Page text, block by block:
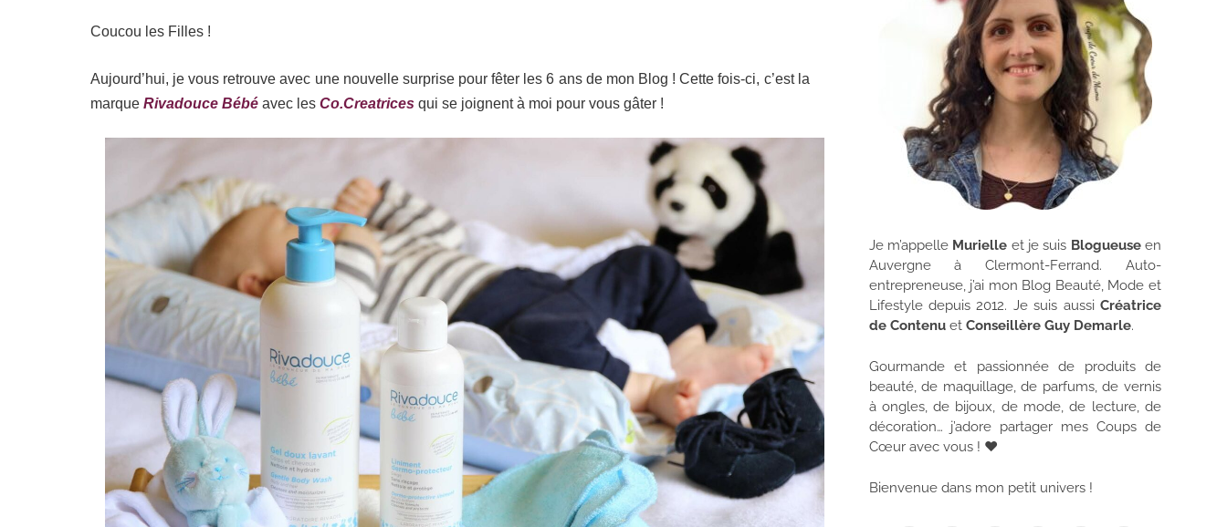
Coucou les Filles !
Aujourd’hui, je vous retrouve avec une nouvelle surprise pour fêter les 6 ans de mon Blog ! Cette fois-ci, c’est la
marque Rivadouce Bébéavec les Co.Creatricesqui se joignent à moi pour vous gâter !
Je m’appelle Murielle et je suis Blogueuseen
Auvergne à Clermont-Ferrand. Auto-
entrepreneuse, j’ai mon Blog Beauté, Mode et
Lifestyle depuis 2012. Je suis aussi Créatrice
de Contenuet Conseillère Guy Demarle.
Gourmande et passionnée de produits de
beauté, de maquillage, de parfums, de vernis
à ongles, de bijoux, de mode, de lecture, de
décoration… j’adore partager mes Coups de
Cœur avec vous ! ♥
Bienvenue dans mon petit univers !